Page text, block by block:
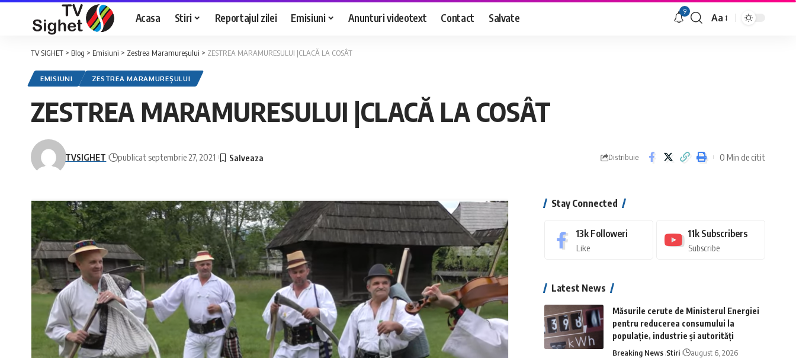
Acasa Stiri Reportajul zilei Emisiuni Anunturi videotext Contact Salvate 9
Font
Aa
TV SIGHET > Blog > Emisiuni > Zestrea Maramureșului > ZESTREA MARAMURESULUI |CLACĂ LA COSÂT
EMISIUNI ZESTREA MARAMUREȘULUI
ZESTREA MARAMURESULUI |CLACĂ LA COSÂT
TVSIGHET publicat septembrie 27, 2021 Distribuie 0 Min de citit
Stay Connected
13k Followeri
Like
11k Subscribers
Subscribe
Latest News
Măsurile cerute de Ministerul Energiei
pentru reducerea consumului la
populație, industrie și autorități
Breaking News Stiri august 6, 2026